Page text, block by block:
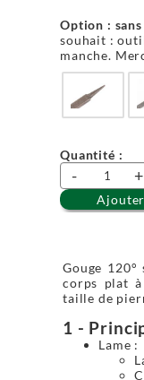
Option : sans
souhait :
manche.
Quantité :
- +
Gouge
corps plat
taille de
1 -
Lame :